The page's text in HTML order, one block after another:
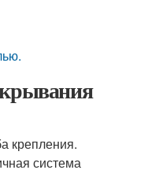
крепления.
система